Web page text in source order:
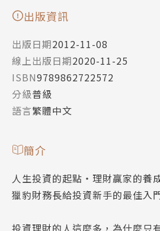
出版資訊
出版日期2012-11-08
線上出版日期2020-11-25
ISBN9789862722572
分級普級
語言繁體中文
簡介
人生投資的起點‧理財贏家的養
獵豹財務長給投資新手的最佳入
投資理財的人這麼多，為什麼只